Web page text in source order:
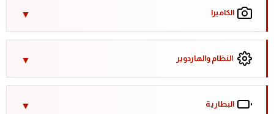
الكاميرا
النظام والهاردوير
البطارية